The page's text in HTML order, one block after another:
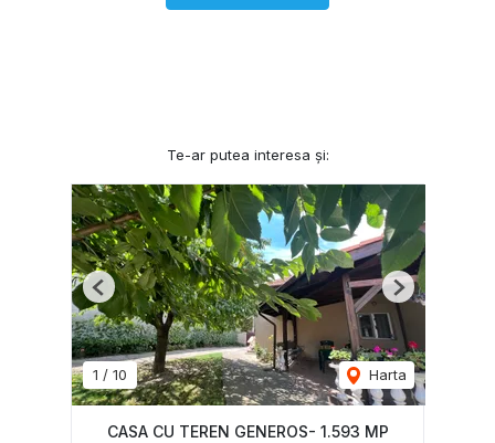
Te-ar putea interesa și:
1 / 10 Harta
Previous Next
CASA CU TEREN GENEROS- 1.593 MP